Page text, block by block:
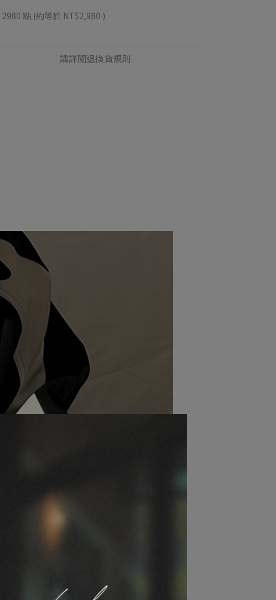
2980 點 (約等於 NT$2,980 )
請詳閱退換貨規則